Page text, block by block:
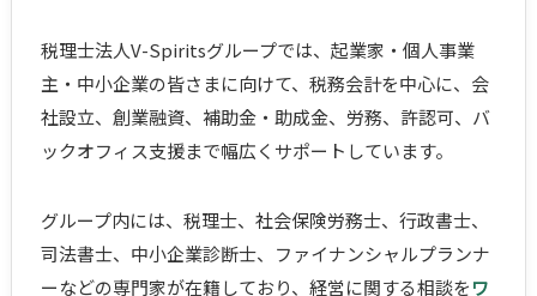
税理士法人V-Spiritsグループでは、起業家・個人事業
主・中小企業の皆さまに向けて、税務会計を中心に、会
社設立、創業融資、補助金・助成金、労務、許認可、バ
ックオフィス支援まで幅広くサポートしています。
グループ内には、税理士、社会保険労務士、行政書士、
司法書士、中小企業診断士、ファイナンシャルプランナ
ーなどの専門家が在籍しており、経営に関する相談をワ